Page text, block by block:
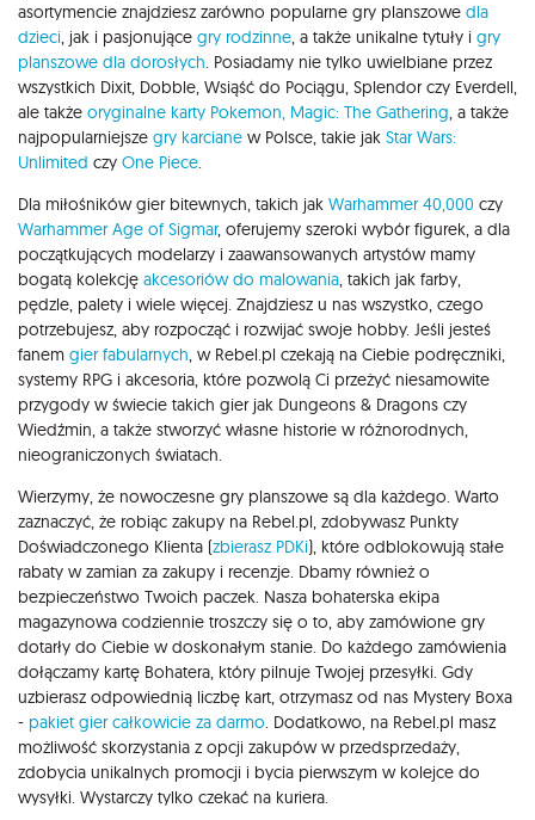
asortymencie znajdziesz zarówno popularne gry planszowe dla
dzieci, jak i pasjonujące gry rodzinne, a także unikalne tytuły i gry
planszowe dla dorosłych. Posiadamy nie tylko uwielbiane przez
wszystkich Dixit, Dobble, Wsiąść do Pociągu, Splendor czy Everdell,
ale także oryginalne karty Pokemon, Magic: The Gathering, a także
najpopularniejsze gry karciane w Polsce, takie jak Star Wars:
Unlimited czy One Piece.
Dla miłośników gier bitewnych, takich jak Warhammer 40,000 czy
Warhammer Age of Sigmar, oferujemy szeroki wybór figurek, a dla
początkujących modelarzy i zaawansowanych artystów mamy
bogatą kolekcję akcesoriów do malowania, takich jak farby,
pędzle, palety i wiele więcej. Znajdziesz u nas wszystko, czego
potrzebujesz, aby rozpocząć i rozwijać swoje hobby. Jeśli jesteś
fanem gier fabularnych, w Rebel.pl czekają na Ciebie podręczniki,
systemy RPG i akcesoria, które pozwolą Ci przeżyć niesamowite
przygody w świecie takich gier jak Dungeons & Dragons czy
Wiedźmin, a także stworzyć własne historie w różnorodnych,
nieograniczonych światach.
Wierzymy, że nowoczesne gry planszowe są dla każdego. Warto
zaznaczyć, że robiąc zakupy na Rebel.pl, zdobywasz Punkty
Doświadczonego Klienta (zbierasz PDKi), które odblokowują stałe
rabaty w zamian za zakupy i recenzje. Dbamy również o
bezpieczeństwo Twoich paczek. Nasza bohaterska ekipa
magazynowa codziennie troszczy się o to, aby zamówione gry
dotarły do Ciebie w doskonałym stanie. Do każdego zamówienia
dołączamy kartę Bohatera, który pilnuje Twojej przesyłki. Gdy
uzbierasz odpowiednią liczbę kart, otrzymasz od nas Mystery Boxa
- pakiet gier całkowicie za darmo. Dodatkowo, na Rebel.pl masz
możliwość skorzystania z opcji zakupów w przedsprzedaży,
zdobycia unikalnych promocji i bycia pierwszym w kolejce do
wysyłki. Wystarczy tylko czekać na kuriera.